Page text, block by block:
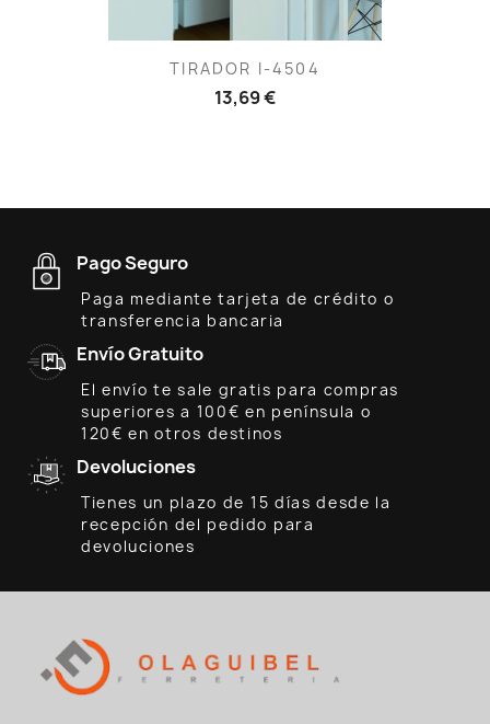
TIRADOR I-4504
13,69 €
Pago Seguro
Paga mediante tarjeta de crédito o
transferencia bancaria
Envío Gratuito
El envío te sale gratis para compras
superiores a 100€ en península o
120€ en otros destinos
Devoluciones
Tienes un plazo de 15 días desde la
recepción del pedido para
devoluciones